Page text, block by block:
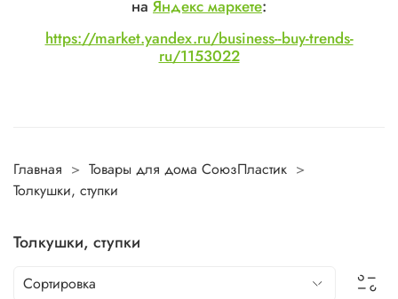
на Яндекс маркете:
https://market.yandex.ru/business--buy-trends-
ru/1153022
Главная
Товары для дома СоюзПластик
Толкушки, ступки
Толкушки, ступки